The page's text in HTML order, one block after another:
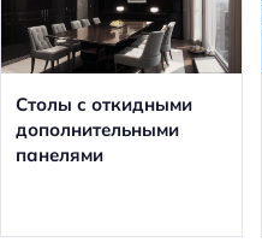
Столы с откидными
дополнительными
панелями